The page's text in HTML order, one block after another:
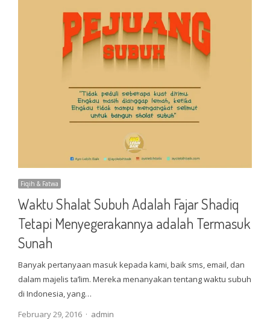
Fiqih & Fatwa
Waktu Shalat Subuh Adalah Fajar Shadiq
Tetapi Menyegerakannya adalah Termasuk
Sunah
Banyak pertanyaan masuk kepada kami, baik sms, email, dan
dalam majelis ta’lim. Mereka menanyakan tentang waktu subuh
di Indonesia, yang…
February 29, 2016
Author
admin